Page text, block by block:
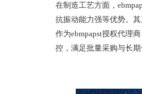
在制造工艺方面，
抗振动能力强等优势。
作为ebmpapst授权代理
控，满足批量采购与长